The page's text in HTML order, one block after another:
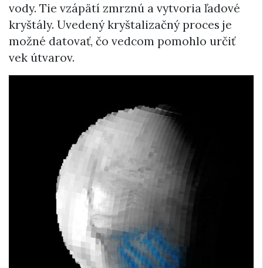
vody. Tie vzápätí zmrznú a vytvoria ľadové
kryštály. Uvedený kryštalizačný proces je
možné datovať, čo vedcom pomohlo určiť
vek útvarov.